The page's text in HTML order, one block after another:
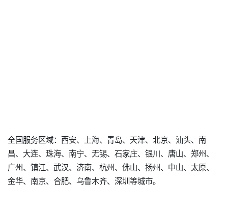
全国服务区域：西安、上海、青岛、天津、北京、汕头、南
昌、大连、珠海、南宁、无锡、石家庄、银川、唐山、郑州、
广州、镇江、武汉、济南、杭州、佛山、扬州、中山、太原、
金华、南京、合肥、乌鲁木齐、深圳等城市。